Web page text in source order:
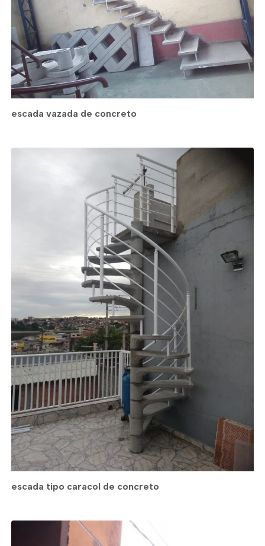
escada vazada de concreto
escada tipo caracol de concreto